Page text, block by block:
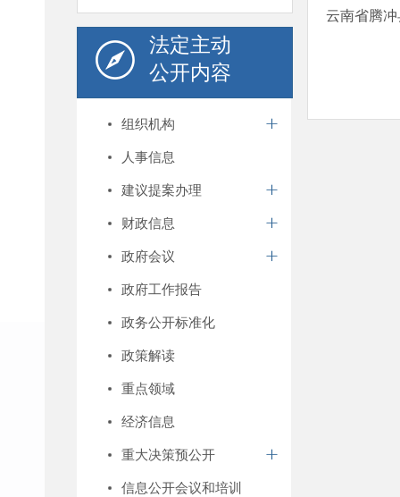
法定主动
公开内容
组织机构
人事信息
建议提案办理
财政信息
政府会议
政府工作报告
政务公开标准化
政策解读
重点领域
经济信息
重大决策预公开
信息公开会议和培训
云南省腾